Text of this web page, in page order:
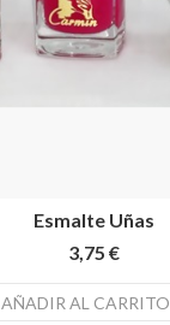
Esmalte Uñas
3,75 €
AÑADIR AL CARRITO